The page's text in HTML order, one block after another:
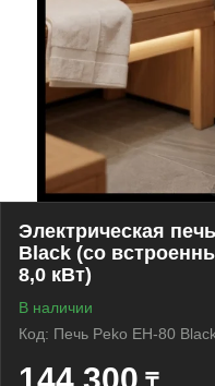
Электрическая
Black (со
8,0 кВт)
В наличии
Код: Печь Peko EH-80
144 300